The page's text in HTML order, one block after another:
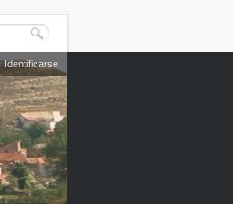
Identificarse